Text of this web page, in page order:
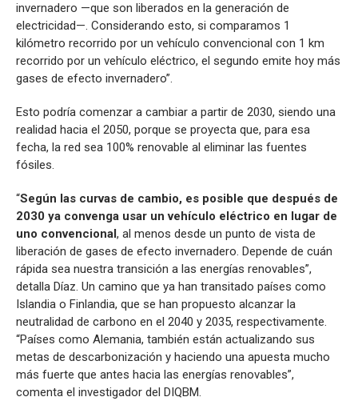
invernadero —que son liberados en la generación de
electricidad—. Considerando esto, si comparamos 1
kilómetro recorrido por un vehículo convencional con 1 km
recorrido por un vehículo eléctrico, el segundo emite hoy más
gases de efecto invernadero”.
Esto podría comenzar a cambiar a partir de 2030, siendo una
realidad hacia el 2050, porque se proyecta que, para esa
fecha, la red sea 100% renovable al eliminar las fuentes
fósiles.
“Según las curvas de cambio, es posible que después de
2030 ya convenga usar un vehículo eléctrico en lugar de
uno convencional, al menos desde un punto de vista de
liberación de gases de efecto invernadero. Depende de cuán
rápida sea nuestra transición a las energías renovables”,
detalla Díaz. Un camino que ya han transitado países como
Islandia o Finlandia, que se han propuesto alcanzar la
neutralidad de carbono en el 2040 y 2035, respectivamente.
“Países como Alemania, también están actualizando sus
metas de descarbonización y haciendo una apuesta mucho
más fuerte que antes hacia las energías renovables”,
comenta el investigador del DIQBM.